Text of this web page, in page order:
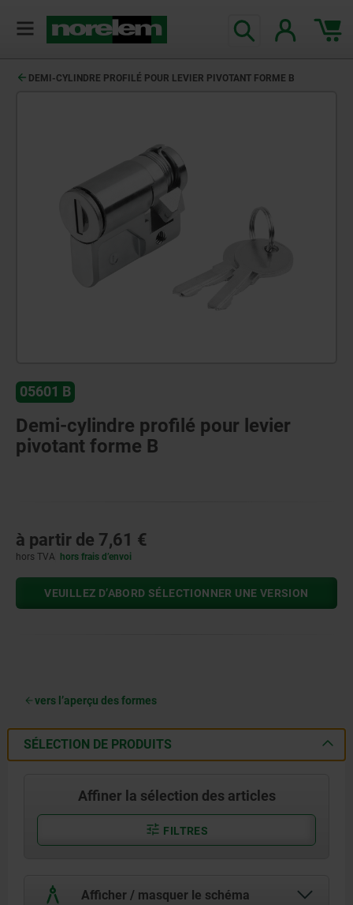
DEMI-CYLINDRE PROFILÉ POUR LEVIER PIVOTANT FORME B
05601 B
Demi-cylindre profilé pour levier
pivotant forme B
à partir de 7,61 €
hors TVA hors frais d’envoi
VEUILLEZ D’ABORD SÉLECTIONNER UNE VERSION
vers l’aperçu des formes
SÉLECTION DE PRODUITS
Affiner la sélection des articles
FILTRES
Afficher / masquer le schéma